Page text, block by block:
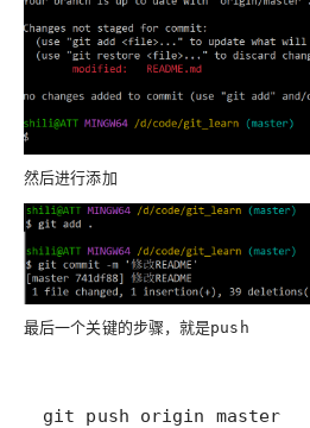
然后进行添加
最后一个关键的步骤，就是push
git push origin master